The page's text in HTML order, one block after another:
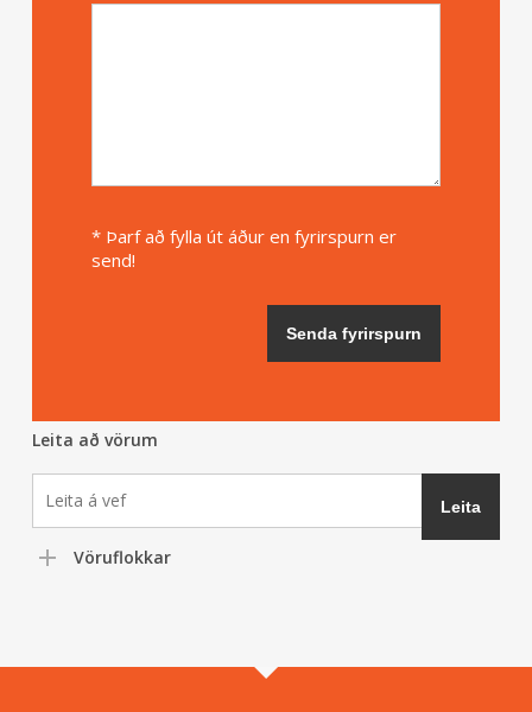
* Þarf að fylla út áður en fyrirspurn er
send!
Leita að vörum
Vöruflokkar